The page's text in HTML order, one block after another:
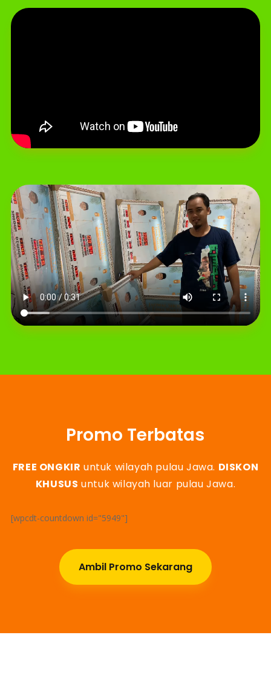
Promo Terbatas
FREE ONGKIR untuk wilayah pulau Jawa. DISKON
KHUSUS untuk wilayah luar pulau Jawa.
[wpcdt-countdown id="5949"]
Ambil Promo Sekarang